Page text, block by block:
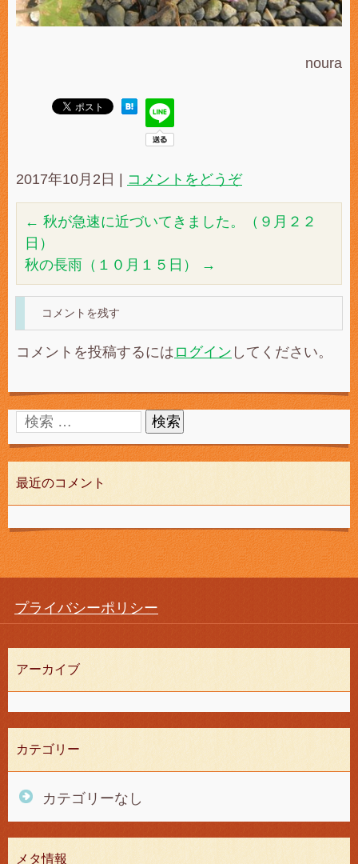
noura
2017年10月2日 コメントをどうぞ
← 秋が急速に近づいてきました。（９月２２
日）
秋の長雨（１０月１５日）
→
コメントを残す
コメントを投稿するには ログイン してください。
最近のコメント
プライバシーポリシー
アーカイブ
カテゴリー
カテゴリーなし
メタ情報